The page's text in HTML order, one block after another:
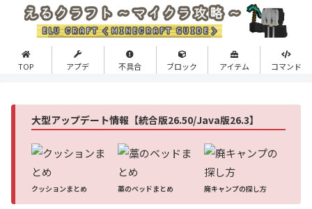
TOP アプデ 不具合 ブロック アイテム コマンド
大型アップデート情報【統合版26.50/Java版26.3】
クッションまとめ 藁のベッドまとめ 廃キャンプの探し方